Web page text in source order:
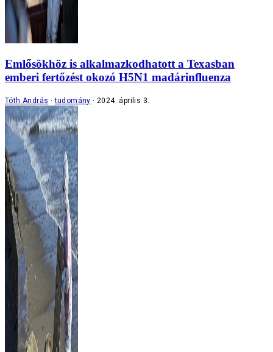
Emlősökhöz is alkalmazkodhatott a Texasban
emberi fertőzést okozó H5N1 madárinfluenza
Tóth András tudomány 2024. április 3.